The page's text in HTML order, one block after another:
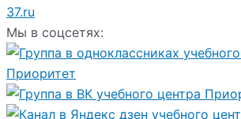
37.ru
Мы в соцсетях: